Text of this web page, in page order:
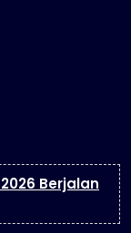
Berjalan